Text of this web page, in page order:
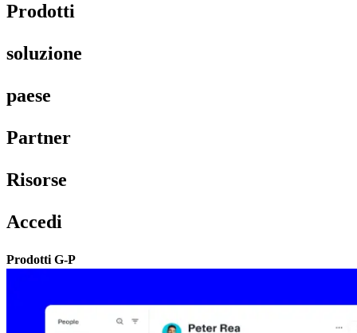
Prodotti​​
soluzione​​
paese​​
Partner​​
Risorse​​
Accedi​​
Prodotti G-P​​